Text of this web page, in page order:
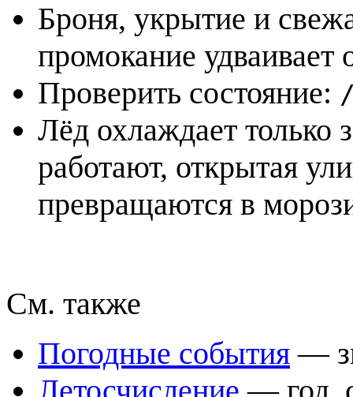
Броня, укрытие и
промокание
Проверить состояние:
Лёд охлаждает только
работают, открытая
превращаются в
См. также
Погодные события —